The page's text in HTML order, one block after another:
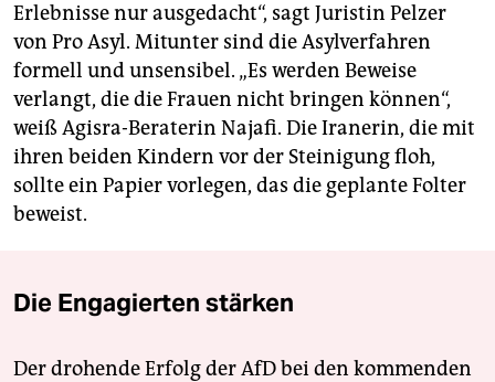
Erlebnisse nur ausgedacht“, sagt Juristin Pelzer
von Pro Asyl. Mitunter sind die Asylverfahren
formell und unsensibel. „Es werden Beweise
verlangt, die die Frauen nicht bringen können“,
weiß Agisra-Beraterin Najafi. Die Iranerin, die mit
ihren beiden Kindern vor der Steinigung floh,
sollte ein Papier vorlegen, das die geplante Folter
beweist.
Die Engagierten stärken
Der drohende Erfolg der AfD bei den kommenden